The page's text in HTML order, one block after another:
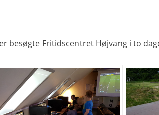
besøgte Fritidscentret Højvang i to